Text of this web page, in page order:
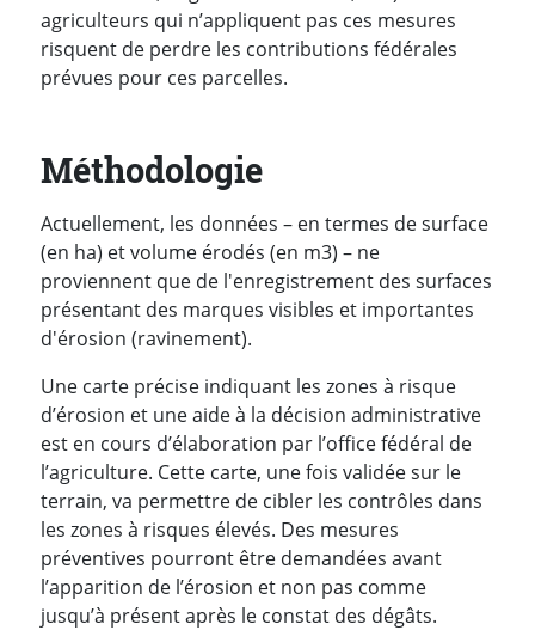
agriculteurs qui n’appliquent pas ces mesures
risquent de perdre les contributions fédérales
prévues pour ces parcelles.
Méthodologie
Actuellement, les données – en termes de surface
(en ha) et volume érodés (en m3) – ne
proviennent que de l'enregistrement des surfaces
présentant des marques visibles et importantes
d'érosion (ravinement).
Une carte précise indiquant les zones à risque
d’érosion et une aide à la décision administrative
est en cours d’élaboration par l’office fédéral de
l’agriculture. Cette carte, une fois validée sur le
terrain, va permettre de cibler les contrôles dans
les zones à risques élevés. Des mesures
préventives pourront être demandées avant
l’apparition de l’érosion et non pas comme
jusqu’à présent après le constat des dégâts.